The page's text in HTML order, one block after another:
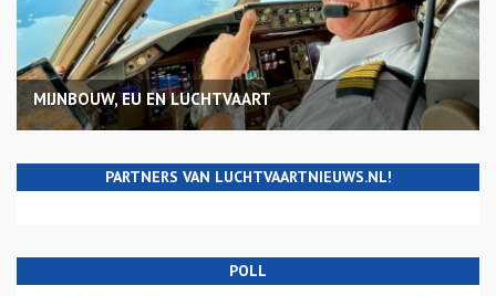
MIJNBOUW, EU EN LUCHTVAART
PARTNERS VAN LUCHTVAARTNIEUWS.NL!
POLL